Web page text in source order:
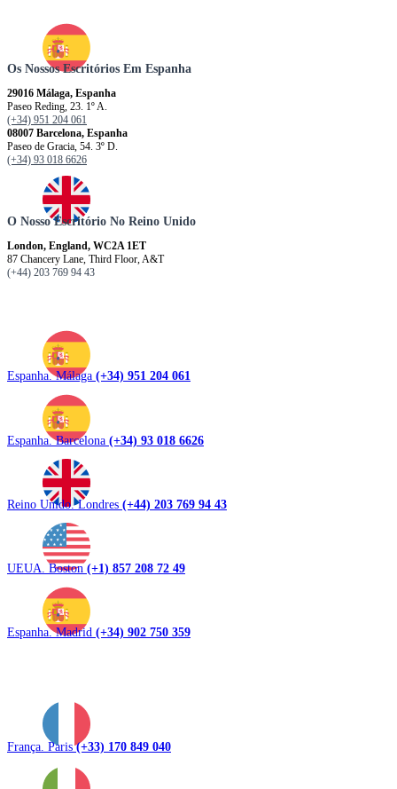
Os Nossos Escritórios Em Espanha
29016 Málaga, Espanha
Paseo Reding, 23. 1º A.
(+34) 951 204 061
08007 Barcelona, ​​​​​Espanha
Paseo de Gracia, 54. 3º D.
(+34) 93 018 6626
O Nosso Escritório No Reino Unido
London, England, WC2A 1ET
87 Chancery Lane, Third Floor, A&T
(+44) 203 769 94 43
Espanha. Málaga (+34) 951 204 061
Espanha. Barcelona (+34) 93 018 6626
Reino Unido. Londres (+44) 203 769 94 43
UEUA. Boston(+1) 857 208 72 49
Espanha. Madrid (+34) 902 750 359
França. Paris(+33) 170 849 040